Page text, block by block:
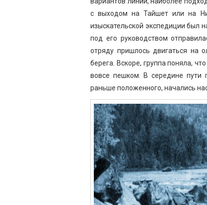
с выходом на Тайшет или на
изыскательской экспедиции был
под его руководством
отряду пришлось двигаться на
берега. Вскоре, группа поняла,
вовсе пешком. В середине пути
раньше положенного, начались